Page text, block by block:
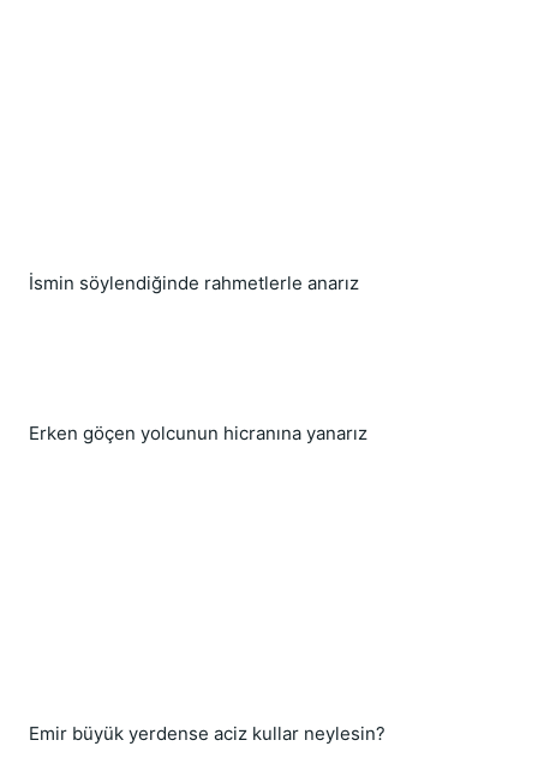
İsmin söylendiğinde rahmetlerle anarız
Erken göçen yolcunun hicranına yanarız
Emir büyük yerdense aciz kullar neylesin?